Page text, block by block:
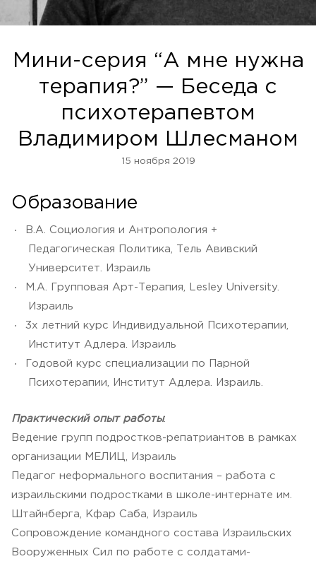
Мини-серия “А мне нужна
терапия?” — Беседа с
психотерапевтом
Владимиром Шлесманом
15 ноября 2019
Образование
В.А. Социология и Антропология +
Педагогическая Политика, Тель Авивский
Университет. Израиль
М.А. Групповая Арт-Терапия, Lesley University.
Израиль
3х летний курс Индивидуальной Психотерапии,
Институт Адлера. Израиль
Годовой курс специализации по Парной
Психотерапии, Институт Адлера. Израиль.
Практический опыт работы:
Ведение групп подростков-репатриантов в рамках
организации МЕЛИЦ, Израиль
Педагог неформального воспитания – работа с
израильскими подростками в школе-интернате им.
Штайнберга, Кфар Саба, Израиль
Сопровождение командного состава Израильских
Вооруженных Сил по работе с солдатами-